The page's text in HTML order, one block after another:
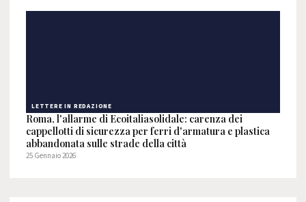
LETTERE IN REDAZIONE
Roma, l'allarme di Ecoitaliasolidale: carenza dei
cappellotti di sicurezza per ferri d'armatura e plastica
abbandonata sulle strade della città
25 Gennaio 2026